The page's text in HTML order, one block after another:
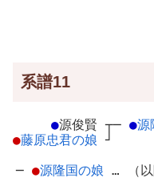
系譜11
●源俊賢 ┬
●藤原忠君の娘 ┘
─ ●源
─ ●源隆国の娘 … （以